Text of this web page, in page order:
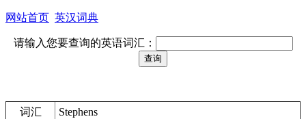
网站首页 英汉词典
请输入您要查询的英语词汇：
词汇
Stephens